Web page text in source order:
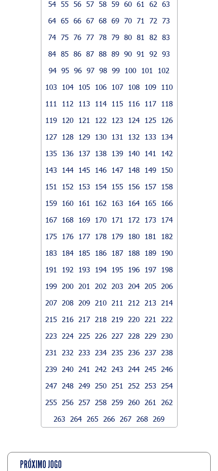
54
55 56 57 58 59 60 61 62
63
64 65 66 67 68 69 70 71 72
73
74 75 76 77 78 79 80 81 82
83
84 85 86 87 88 89 90 91 92
93
94 95 96 97 98 99 100 101
102
103
104 105 106 107 108 109
110
111
112 113 114 115 116 117
118
119
120 121 122 123 124 125
126
127
128 129 130 131 132 133
134
135
136 137 138 139 140 141
142
143
144 145 146 147 148 149
150
151
152 153 154 155 156 157
158
159
160 161 162 163 164 165
166
167
168 169 170 171 172 173
174
175
176 177 178 179 180 181
182
183
184 185 186 187 188 189
190
191
192 193 194 195 196 197
198
199
200 201 202 203 204 205
206
207
208 209 210 211 212 213
214
215
216 217 218 219 220 221
222
223
224 225 226 227 228 229
230
231
232 233 234 235 236 237
238
239
240 241 242 243 244 245
246
247
248 249 250 251 252 253
254
255
256 257 258 259 260 261
262
263
264 265 266 267 268 269
PRÓXIMO JOGO